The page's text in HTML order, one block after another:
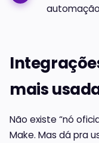
mais
Não existe “nó
Make. Mas dá pra